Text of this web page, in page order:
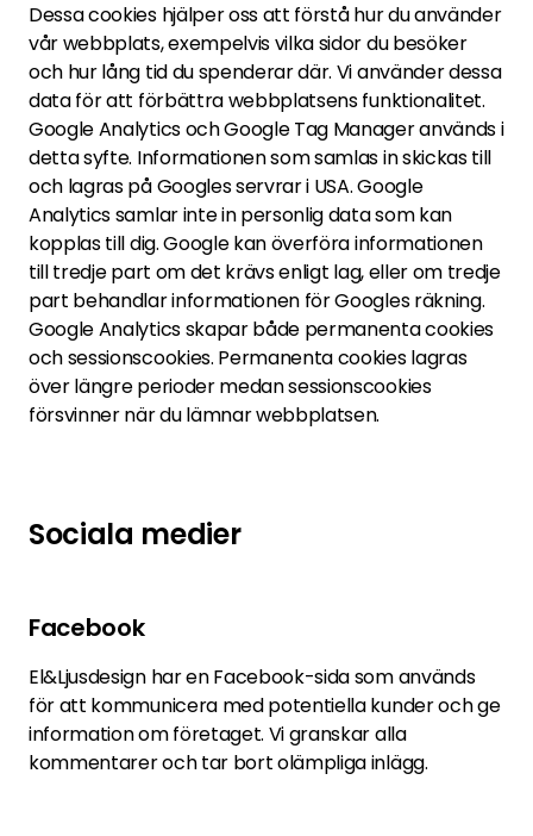
Dessa cookies hjälper oss att förstå hur du använder
vår webbplats, exempelvis vilka sidor du besöker
och hur lång tid du spenderar där. Vi använder dessa
data för att förbättra webbplatsens funktionalitet.
Google Analytics och Google Tag Manager används i
detta syfte. Informationen som samlas in skickas till
och lagras på Googles servrar i USA. Google
Analytics samlar inte in personlig data som kan
kopplas till dig. Google kan överföra informationen
till tredje part om det krävs enligt lag, eller om tredje
part behandlar informationen för Googles räkning.
Google Analytics skapar både permanenta cookies
och sessionscookies. Permanenta cookies lagras
över längre perioder medan sessionscookies
försvinner när du lämnar webbplatsen.
Sociala medier
Facebook
El&Ljusdesign har en Facebook-sida som används
för att kommunicera med potentiella kunder och ge
information om företaget. Vi granskar alla
kommentarer och tar bort olämpliga inlägg.